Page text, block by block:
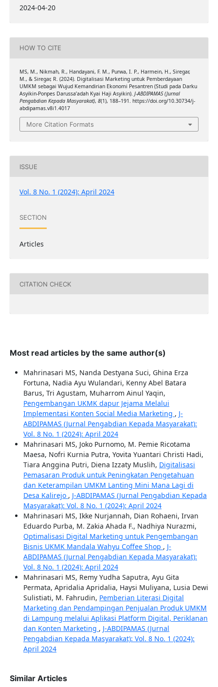
2024-04-20
HOW TO CITE
MS, M., Nikmah, R., Handayani, F. M., Purwa, I. P., Harmein, H., Siregar,
M., & Siregar, R. (2024). Digitalisasi Marketing untuk Pemberdayaan
UMKM sebagai Wujud Kemandirian Ekonomi Pesantren (Studi pada Darku
Asyikin-Ponpes Darussa’adah Kyai Haji Asyikin). J-ABDIPAMAS (Jurnal
Pengabdian Kepada Masyarakat), 8(1), 188–191. https://doi.org/10.30734/j-
abdipamas.v8i1.4017
More Citation Formats
ISSUE
Vol. 8 No. 1 (2024): April 2024
SECTION
Articles
CITATION CHECK
Most read articles by the same author(s)
Mahrinasari MS, Nanda Destyana Suci, Ghina Erza
Fortuna, Nadia Ayu Wulandari, Kenny Abel Batara
Barus, Tri Agustam, Muharrom Ainul Yaqin,
Pengembangan UKMK dapur Jejama Melalui
Implementasi Konten Social Media Marketing , J-
ABDIPAMAS (Jurnal Pengabdian Kepada Masyarakat):
Vol. 8 No. 1 (2024): April 2024
Mahrinasari MS, Joko Purnomo, M. Pemie Ricotama
Maesa, Nofri Kurnia Putra, Yovita Yuantari Christi Hadi,
Tiara Anggina Putri, Diena Izzaty Muslih, Digitalisasi
Pemasaran Produk untuk Peningkatan Pengetahuan
dan Keterampilan UMKM Lanting Mini Mana Lagi di
Desa Kalirejo , J-ABDIPAMAS (Jurnal Pengabdian Kepada
Masyarakat): Vol. 8 No. 1 (2024): April 2024
Mahrinasari MS, Ikke Nurjannah, Dian Rohaeni, Irvan
Eduardo Purba, M. Zakia Ahada F., Nadhiya Nurazmi,
Optimalisasi Digital Marketing untuk Pengembangan
Bisnis UKMK Mandala Wahyu Coffee Shop , J-
ABDIPAMAS (Jurnal Pengabdian Kepada Masyarakat):
Vol. 8 No. 1 (2024): April 2024
Mahrinasari MS, Remy Yudha Saputra, Ayu Gita
Permata, Apridalia Apridalia, Haysi Muliyana, Lusia Dewi
Sulistiati, M. Fahrudin, Pemberian Literasi Digital
Marketing dan Pendampingan Penjualan Produk UMKM
di Lampung melalui Aplikasi Platform Digital, Periklanan
dan Konten Marketing , J-ABDIPAMAS (Jurnal
Pengabdian Kepada Masyarakat): Vol. 8 No. 1 (2024):
April 2024
Similar Articles